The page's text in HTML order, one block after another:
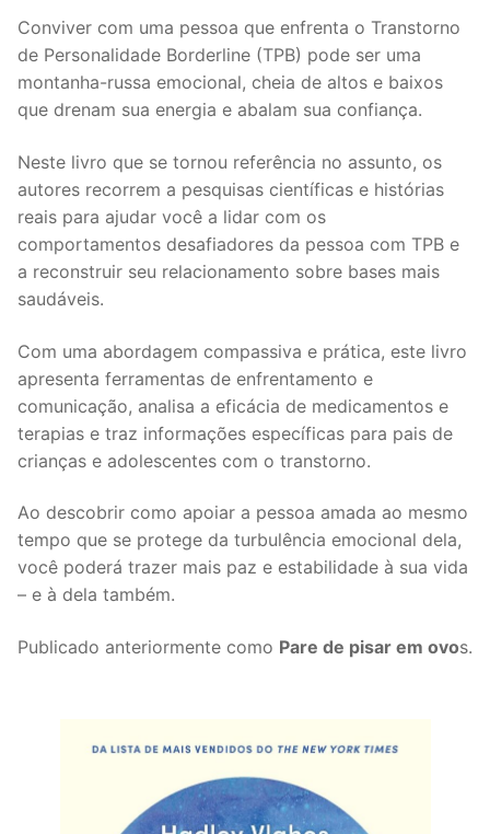
Conviver com uma pessoa que enfrenta o Transtorno
de Personalidade Borderline (TPB) pode ser uma
montanha-russa emocional, cheia de altos e baixos
que drenam sua energia e abalam sua confiança.
Neste livro que se tornou referência no assunto, os
autores recorrem a pesquisas científicas e histórias
reais para ajudar você a lidar com os
comportamentos desafiadores da pessoa com TPB e
a reconstruir seu relacionamento sobre bases mais
saudáveis.
Com uma abordagem compassiva e prática, este livro
apresenta ferramentas de enfrentamento e
comunicação, analisa a eficácia de medicamentos e
terapias e traz informações específicas para pais de
crianças e adolescentes com o transtorno.
Ao descobrir como apoiar a pessoa amada ao mesmo
tempo que se protege da turbulência emocional dela,
você poderá trazer mais paz e estabilidade à sua vida
– e à dela também.
Publicado anteriormente como Pare de pisar em ovos.